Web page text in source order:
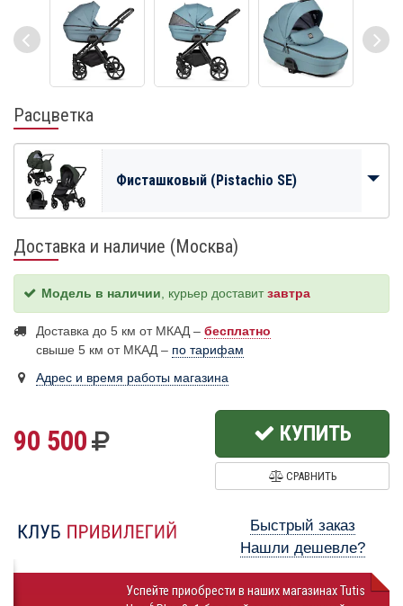
Расцветка
Фисташковый (Pistachio SE)
Доставка и наличие (Москва)
Модель в наличии , курьер доставитзавтра
Доставка до 5 км от МКАД – бесплатно
свыше 5 км от МКАД – по тарифам
Адрес и время работы магазина
90 500 КУПИТЬ
СРАВНИТЬ
Быстрый заказ
Нашли дешевле?
Успейте приобрести в наших магазинах Tutis